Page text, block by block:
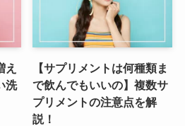
え
洗
【サプリメントは何種類ま
で飲んでもいいの】複数サ
プリメントの注意点を解
説！